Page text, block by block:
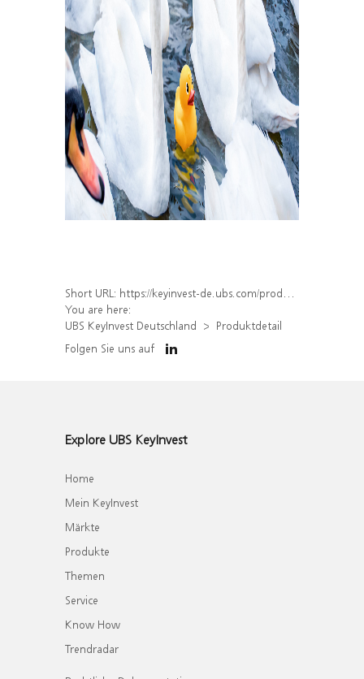
Short URL: https://keyinvest-de.ubs.com/produkt/detail/index/isin/DE000WA6CLF0
You are here:
UBS KeyInvest Deutschland
Produktdetail
Folgen Sie uns auf
Explore UBS KeyInvest
Home
Mein KeyInvest
Märkte
Produkte
Themen
Service
Know How
Trendradar